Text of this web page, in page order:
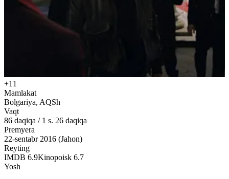
+11
Mamlakat
Bolgariya, AQSh
Vaqt
86 daqiqa / 1 s. 26 daqiqa
Premyera
22-sentabr 2016 (Jahon)
Reyting
IMDB 6.9Kinopoisk 6.7
Yosh